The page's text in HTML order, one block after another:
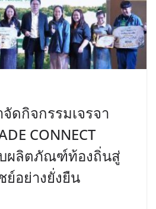
ดกิจกรรมเจรจา
CONNECT
ผลิตภัณฑ์ท้องถิ่นสู่
อย่างยั่งยืน